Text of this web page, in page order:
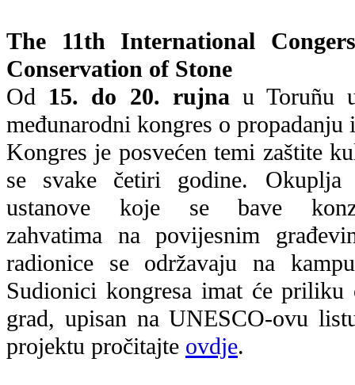
The 11th International
Conservation of Stone
Od 15. do 20. rujna u Toruñu
međunarodni kongres o
Kongres je posvećen temi zaštite
se svake četiri godine. Okuplja
ustanove koje se bave
zahvatima na povijesnim
radionice se održavaju na
Sudionici kongresa imat će
grad, upisan na UNESCO-ovu
projektu pročitajte ovdje.